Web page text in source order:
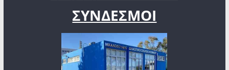
ΣΥΝΔΕΣΜΟΙ